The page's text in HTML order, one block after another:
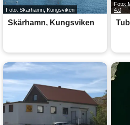
Foto: Skärhamn, Kungsviken
Skärhamn, Kungsviken
Foto:
4.0